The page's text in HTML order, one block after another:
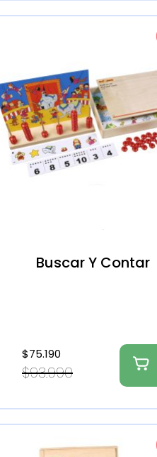
Buscar Y Contar
$93.990
$75.190